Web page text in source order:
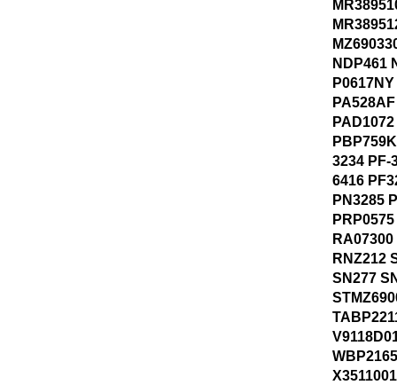
NDP461
3234 PF-
6416
PN3285
RNZ212
SN277
X3511001